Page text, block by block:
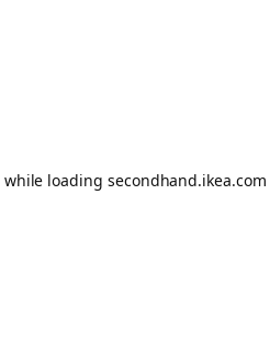
while loading secondhand.ikea.com